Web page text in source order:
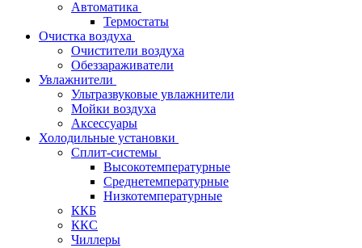
Автоматика
Термостаты
Очистка воздуха
Очистители воздуха
Обеззараживатели
Увлажнители
Ультразвуковые увлажнители
Мойки воздуха
Аксессуары
Холодильные установки
Сплит-системы
Высокотемпературные
Среднетемпературные
Низкотемпературные
ККБ
ККС
Чиллеры